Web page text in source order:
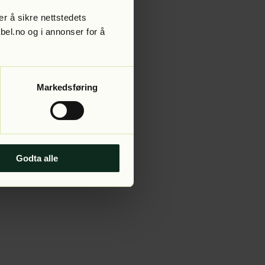
å sikre nettstedets
og i annonser for å
Markedsføring
Godta alle